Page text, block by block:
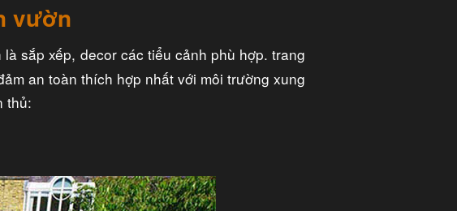
vườn
sắp xếp, decor các tiểu cảnh phù hợp. trang
an toàn thích hợp nhất với môi trường xung
thủ: